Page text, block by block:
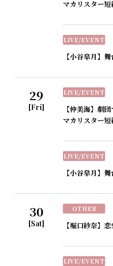
マカリスター
LIVE/EVENT
【小谷皐月】
29
[Fri]
LIVE/EVENT
【仲美海】劇
マカリスター
LIVE/EVENT
【小谷皐月】
30
[Sat]
OTHER
【堀口紗奈】
LIVE/EVENT